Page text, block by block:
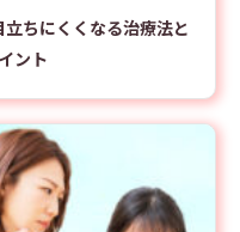
ちにくくなる治療法と
ント